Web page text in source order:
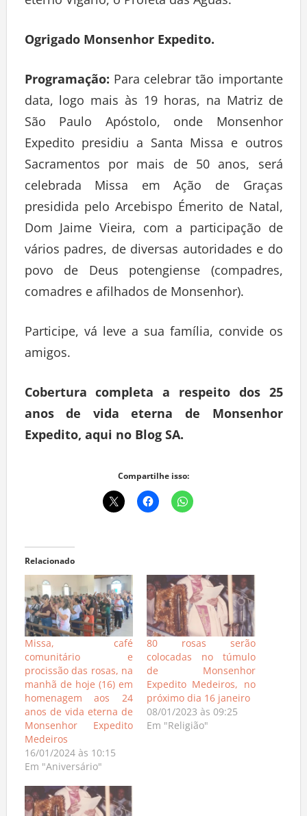
Ogrigado Monsenhor Expedito.
Programação: Para celebrar tão importante
data, logo mais às 19 horas, na Matriz de
São Paulo Apóstolo, onde Monsenhor
Expedito presidiu a Santa Missa e outros
Sacramentos por mais de 50 anos, será
celebrada Missa em Ação de Graças
presidida pelo Arcebispo Émerito de Natal,
Dom Jaime Vieira, com a participação de
vários padres, de diversas autoridades e do
povo de Deus potengiense (compadres,
comadres e afilhados de Monsenhor).
Participe, vá leve a sua família, convide os
amigos.
Cobertura completa a respeito dos 25
anos de vida eterna de Monsenhor
Expedito, aqui no Blog SA.
Compartilhe isso:
Relacionado
Missa, café
comunitário e
procissão das rosas, na
manhã de hoje (16) em
homenagem aos 24
anos de vida eterna de
Monsenhor Expedito
Medeiros
16/01/2024 às 10:15
Em "Aniversário"
80 rosas serão
colocadas no túmulo
de Monsenhor
Expedito Medeiros, no
próximo dia 16 janeiro
08/01/2023 às 09:25
Em "Religião"